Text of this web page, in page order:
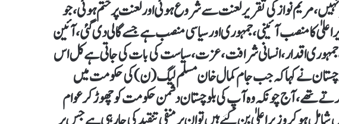
مریم نواز کی تقریر لعنت سے شروع ہوئی اور لعنت پر ختم ہوئی، جو
کا منصب آئینی، جمہوری اور سیاسی منصب ہے جسے گالی دی گئی، آئین
جمہوری اقدار، انسانی شرافت، عزت، سیاست کی بات کی جاتی ہے کل اس
نے کہا کہ جب جام کمال خان مسلم لیگ (ن) کی حکومت میں
تھے، آج چونکہ وہ آپ کی بلوچستان دشمن حکومت کو چھوڑ کر عوام